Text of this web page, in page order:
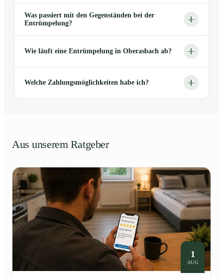
Was passiert mit den Gegenständen bei der
Entrümpelung?
Wie läuft eine Entrümpelung in Oberasbach ab?
Welche Zahlungsmöglichkeiten habe ich?
Aus unserem Ratgeber
1
AUG